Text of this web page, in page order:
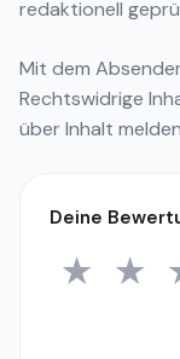
redaktionell
Mit dem
Rechtswidrige
überInhalt melden
Deine
1 Stern
★ 2
★